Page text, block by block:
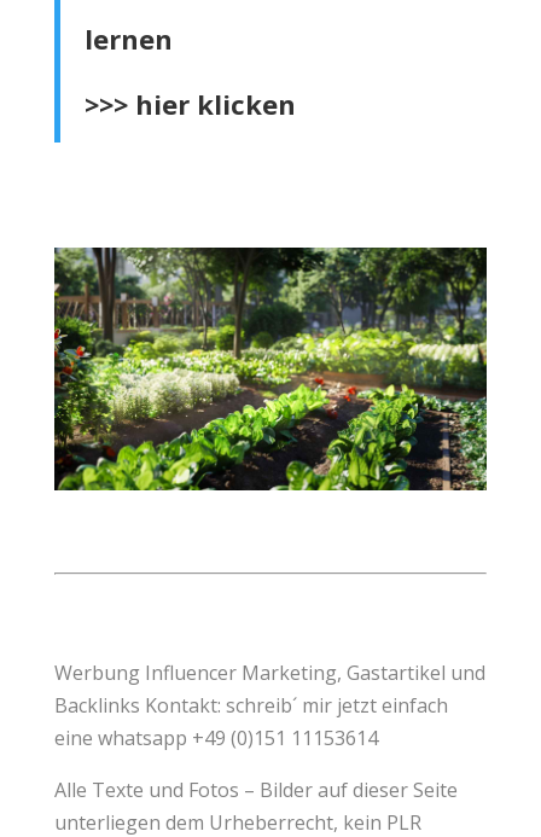
lernen
>>> hier klicken
Werbung InfluencerMarketing, Gastartikel und
Backlinks Kontakt: schreib´ mir jetzt einfach
eine whatsapp +49 (0)151 11153614
Alle Texte und Fotos – Bilder auf dieser Seite
unterliegen dem Urheberrecht, kein PLR